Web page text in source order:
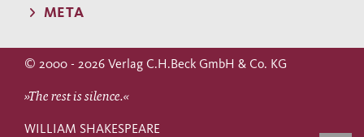
META
© 2000 - 2026 Verlag C.H.Beck GmbH & Co. KG
»The rest is silence.«
WILLIAM SHAKESPEARE